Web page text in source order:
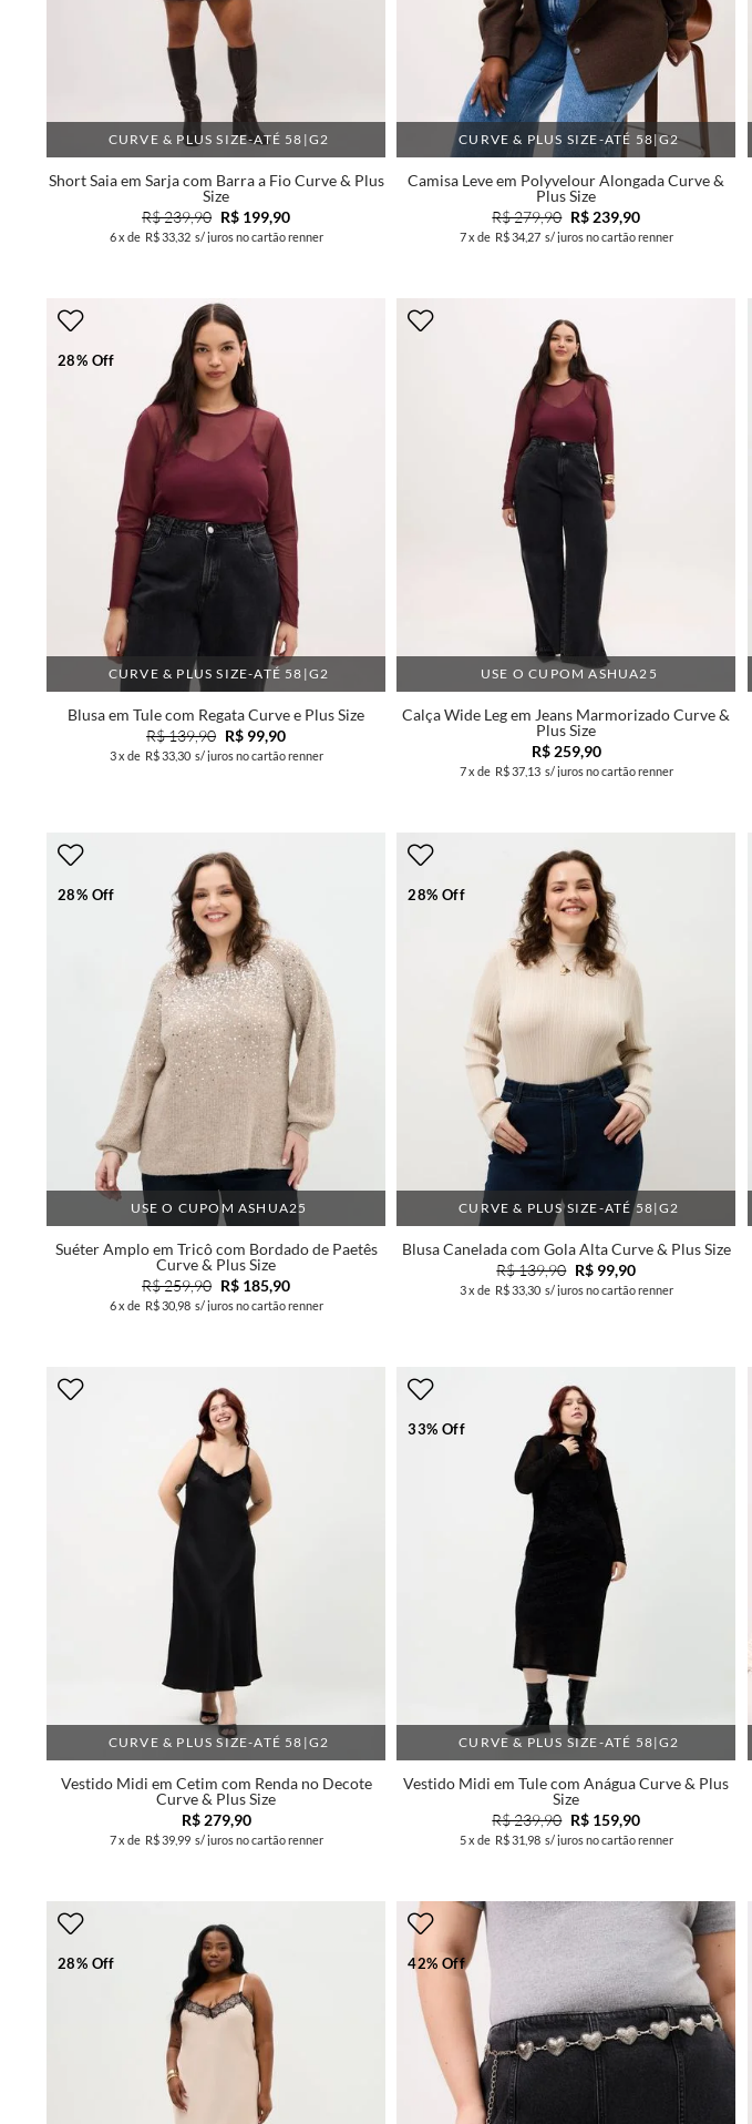
CURVE & PLUS SIZE-ATÉ 58|G2
Short Saia em Sarja com Barra a Fio Curve & Plus
Size
R$ 239,90 R$ 199,90
6x de R$ 33,32s/ juros no cartão renner
CURVE & PLUS SIZE-ATÉ 58|G2
Camisa Leve em Polyvelour Alongada Curve &
Plus Size
R$ 279,90 R$ 239,90
7x de R$ 34,27s/ juros no cartão renner
28% Off
CURVE & PLUS SIZE-ATÉ 58|G2
Blusa em Tule com Regata Curve e Plus Size
R$ 139,90 R$ 99,90
3x de R$ 33,30s/ juros no cartão renner
USE O CUPOM ASHUA25
Calça Wide Leg em Jeans Marmorizado Curve &
Plus Size
R$ 259,90
7x de R$ 37,13s/ juros no cartão renner
28% Off
USE O CUPOM ASHUA25
Suéter Amplo em Tricô com Bordado de Paetês
Curve & Plus Size
R$ 259,90 R$ 185,90
6x de R$ 30,98s/ juros no cartão renner
28% Off
CURVE & PLUS SIZE-ATÉ 58|G2
Blusa Canelada com Gola Alta Curve & Plus Size
R$ 139,90 R$ 99,90
3x de R$ 33,30s/ juros no cartão renner
CURVE & PLUS SIZE-ATÉ 58|G2
Vestido Midi em Cetim com Renda no Decote
Curve & Plus Size
R$ 279,90
7x de R$ 39,99s/ juros no cartão renner
33% Off
CURVE & PLUS SIZE-ATÉ 58|G2
Vestido Midi em Tule com Anágua Curve & Plus
Size
R$ 239,90 R$ 159,90
5x de R$ 31,98s/ juros no cartão renner
28% Off 42% Off